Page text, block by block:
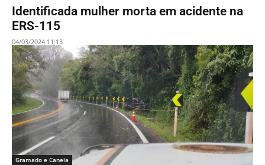
Identificada mulher morta em acidente na
ERS-115
04/03/2024 11:13
Gramado e Canela